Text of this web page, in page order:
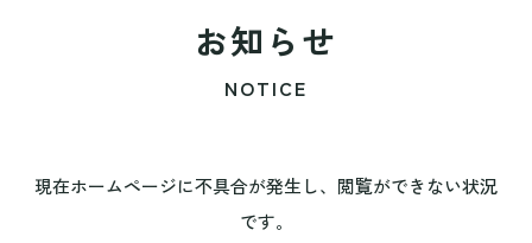
お知らせ
NOTICE
現在ホームページに不具合が発生し、閲覧ができない状況
です。